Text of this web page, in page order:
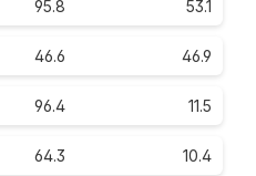
95.8 53.1
46.6 46.9
96.4 11.5
64.3 10.4